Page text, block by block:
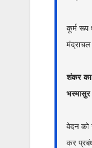
कूर्म रूप
मंद्राचल
शंकर का
वेदन को
कर